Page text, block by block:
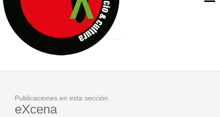
D’BALDOMEROS REINVENTAN [BITÁCORA 3.0] EN EXVITA
MARSHALL FLASH PRESENTA EN EXVITA [RELATIVA
JOFRE BARDAGÍ EN EXVITA INTERPRETANDO A SERRAT
Publicaciones en esta sección
eXcena